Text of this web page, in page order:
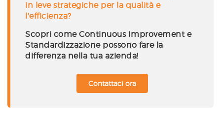
in leve strategiche per la qualità e
l’efficienza?
Scopri come Continuous Improvement e
Standardizzazione possono fare la
differenza nella tua azienda!
Contattaci ora